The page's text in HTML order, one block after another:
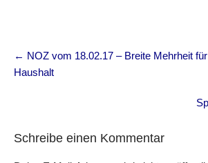
Post
navigation
← NOZ vom 18.02.17 – Breite Mehrheit
Haushalt
Schreibe einen Kommentar